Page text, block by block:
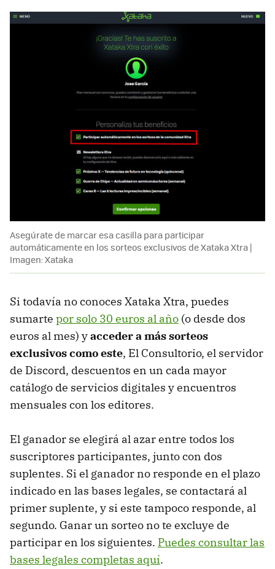
Asegúrate de marcar esa casilla para participar
automáticamente en los sorteos exclusivos de Xataka Xtra |
Imagen: Xataka
Si todavía no conoces Xataka Xtra, puedes
sumarte por solo 30 euros al año (o desde dos
euros al mes) yacceder a más sorteos
exclusivos como este, El Consultorio, el servidor
de Discord, descuentos en un cada mayor
catálogo de servicios digitales y encuentros
mensuales con los editores.
El ganador se elegirá al azar entre todos los
suscriptores participantes, junto con dos
suplentes. Si el ganador no responde en el plazo
indicado en las bases legales, se contactará al
primer suplente, y si este tampoco responde, al
segundo. Ganar un sorteo no te excluye de
participar en los siguientes. Puedes consultar las
bases legales completas aquí.